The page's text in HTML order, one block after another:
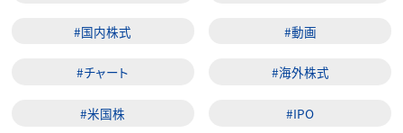
#国内株式 #動画
#チャート #海外株式
#米国株 #IPO